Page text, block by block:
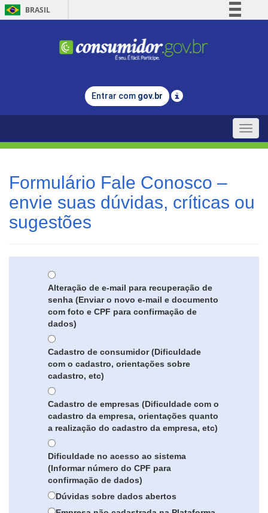
BRASIL
Comunica BR
Legislação
Entrar com gov.br
Toggle
Formulário Fale Conosco –
envie suas dúvidas, críticas ou
sugestões
Alteração de e-mail para recuperação de
senha (Enviar o novo e-mail e documento
com foto e CPF para confirmação de
dados)
Cadastro de consumidor (Dificuldade
com o cadastro, orientações sobre
cadastro, etc)
Cadastro de empresas (Dificuldade com o
cadastro da empresa, orientações quanto
a realização do cadastro da empresa, etc)
Dificuldade no acesso ao sistema
(Informar número do CPF para
confirmação de dados)
Dúvidas sobre dados abertos